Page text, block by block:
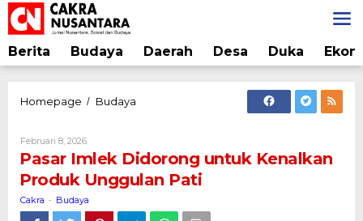
Lewati
ke
konten
Berita Budaya Daerah Desa Duka
Homepage / Budaya
untuk
Kenalkan
Produk
Pati
Februari 8, 2026Oleh
Cakra
Pasar Imlek Didorong untuk Kenalkan
Produk Unggulan Pati
Cakra - Budaya